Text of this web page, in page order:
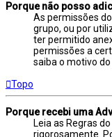
Porque não posso
As permissões
grupo, ou por
ter permitido
permissões a
saiba o motivo
Topo
Porque recebi uma
Leia as Regras
rigorosamente.